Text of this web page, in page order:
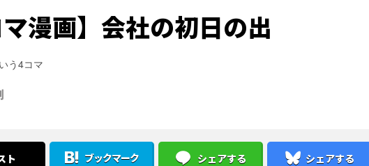
漫画】会社の初日の出
う4コマ
ト ブックマーク シェアする シェアする